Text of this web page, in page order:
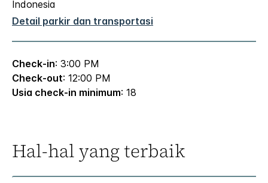
Indonesia
Detail parkir dan transportasi
Check-in: 3:00 PM
Check-out: 12:00 PM
Usia check-in minimum: 18
Hal-hal yang terbaik